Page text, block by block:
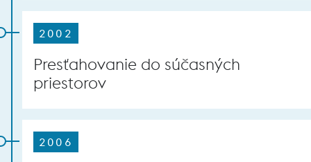
2002
Presťahovanie do súčasných
priestorov
2006